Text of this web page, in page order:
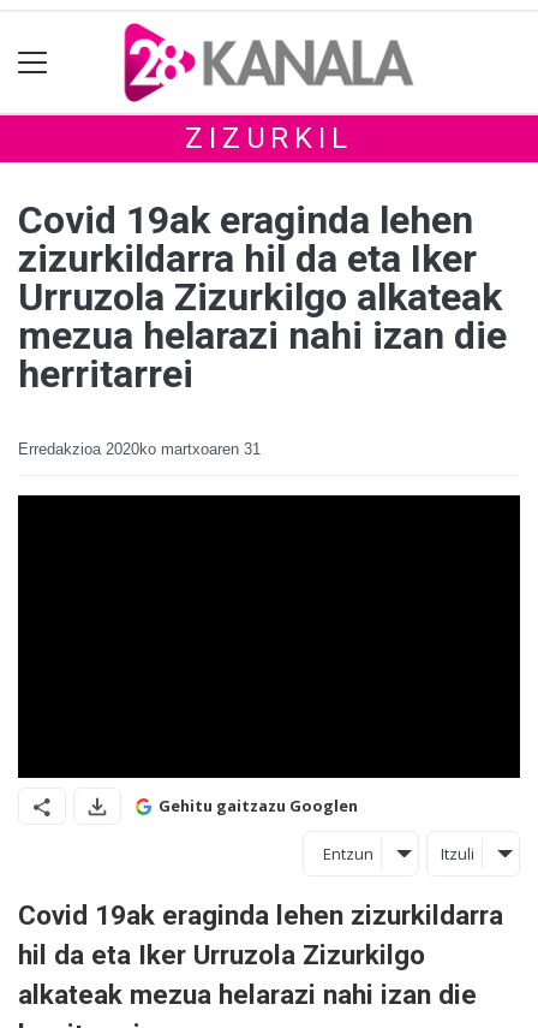
ZIZURKIL
Covid 19ak eraginda lehen
zizurkildarra hil da eta Iker
Urruzola Zizurkilgo alkateak
mezua helarazi nahi izan die
herritarrei
Erredakzioa 2020ko martxoaren 31
Gehitu gaitzazu Googlen
Entzun Itzuli
Covid 19ak eraginda lehen zizurkildarra
hil da eta Iker Urruzola Zizurkilgo
alkateak mezua helarazi nahi izan die